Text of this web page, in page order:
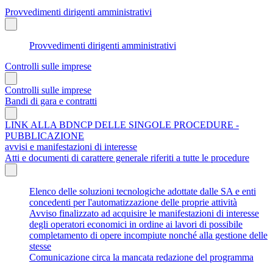
Provvedimenti dirigenti amministrativi
Provvedimenti dirigenti amministrativi
Controlli sulle imprese
Controlli sulle imprese
Bandi di gara e contratti
LINK ALLA BDNCP DELLE SINGOLE PROCEDURE -
PUBBLICAZIONE
avvisi e manifestazioni di interesse
Atti e documenti di carattere generale riferiti a tutte le procedure
Elenco delle soluzioni tecnologiche adottate dalle SA e enti
concedenti per l'automatizzazione delle proprie attività
Avviso finalizzato ad acquisire le manifestazioni di interesse
degli operatori economici in ordine ai lavori di possibile
completamento di opere incompiute nonché alla gestione delle
stesse
Comunicazione circa la mancata redazione del programma